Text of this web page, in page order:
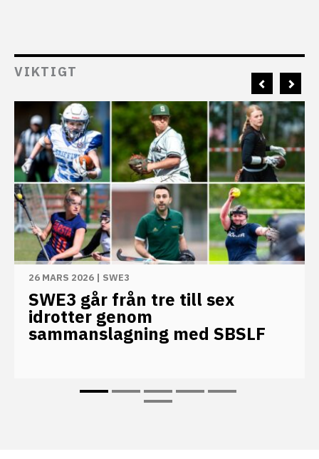
VIKTIGT
26 MARS 2026 | SWE3
SWE3 går från tre till sex
idrotter genom
sammanslagning med SBSLF